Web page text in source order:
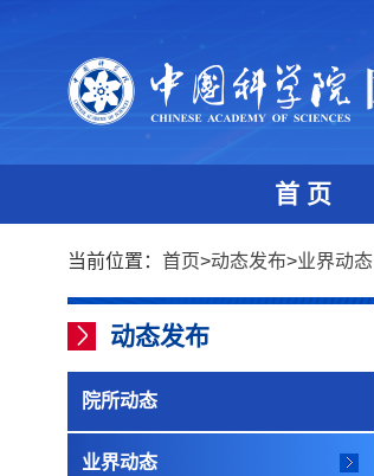
首 页
当前位置： 首页>动态发布>业界动态
动态发布
院所动态
业界动态